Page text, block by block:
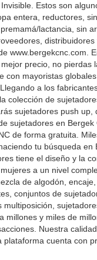
Estos son
entera, reductores,
lactancia, sin
precio, no
con mayoristas
a los
colección de
sujetadores push
sujetadores en
de forma gratuita.
tu búsqueda
tiene el diseño y la
a un nivel
de algodón,
conjuntos de
y miles de
Nuestra
cuenta con